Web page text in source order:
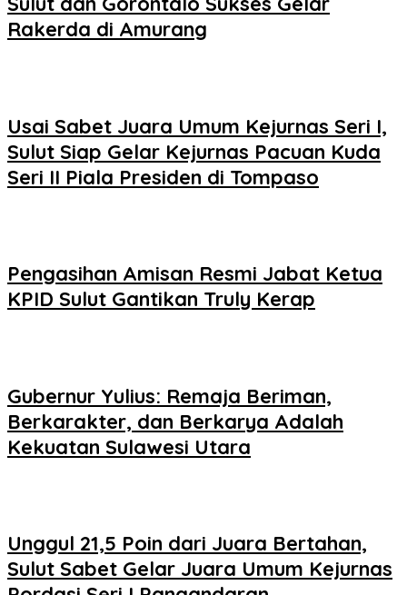
Rakerda di Amurang
Usai Sabet Juara Umum Kejurnas Seri I,
Sulut Siap Gelar Kejurnas Pacuan Kuda
Seri II Piala Presiden di Tompaso
Pengasihan Amisan Resmi Jabat Ketua
KPID Sulut Gantikan Truly Kerap
Gubernur Yulius: Remaja Beriman,
Berkarakter, dan Berkarya Adalah
Kekuatan Sulawesi Utara
Unggul 21,5 Poin dari Juara Bertahan,
Sulut Sabet Gelar Juara Umum Kejurnas